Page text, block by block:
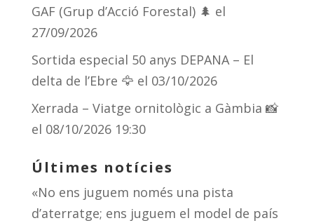
GAF (Grup d’Acció Forestal) 🌲 el
27/09/2026
Sortida especial 50 anys DEPANA – El
delta de l’Ebre 🦅 el 03/10/2026
Xerrada – Viatge ornitològic a Gàmbia 📸
el 08/10/2026 19:30
Últimes notícies
«No ens juguem només una pista
d’aterratge; ens juguem el model de país